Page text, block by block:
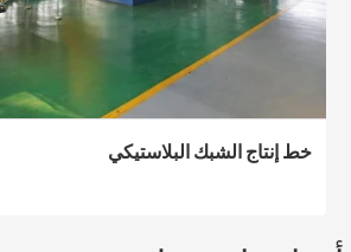
خط إنتاج الشبك البلاستيكي